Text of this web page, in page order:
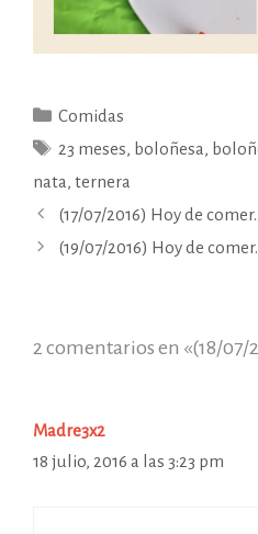
Categorías
Comidas
Etiquetas
23 meses, boloñesa,
nata, ternera
(17/07/2016) Hoy de
(19/07/2016) Hoy de
2 comentarios en «(18/07/
Madre3x2
18 julio, 2016 a las 3:23 pm